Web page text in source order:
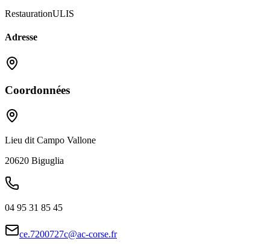
RestaurationULIS
Adresse
Coordonnées
Lieu dit Campo Vallone
20620 Biguglia
04 95 31 85 45
ce.7200727c@ac-corse.fr